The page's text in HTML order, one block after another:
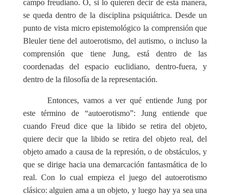
campo freudiano. O, si lo quieren decir de esta manera,
se queda dentro de la disciplina psiquiátrica. Desde un
punto de vista micro epistemológico la comprensión que
Bleuler tiene del autoerotismo, del autismo, o incluso la
comprensión que tiene Jung, está dentro de las
coordenadas del espacio euclidiano, dentro-fuera, y
dentro de la filosofía de la representación.
Entonces, vamos a ver qué entiende Jung por
este término de “autoerotismo”: Jung entiende que
cuando Freud dice que la libido se retira del objeto,
quiere decir que la libido se retira del objeto real, del
objeto amado a causa de la represión, o de obstáculos, y
que se dirige hacia una demarcación fantasmática de lo
real. Con lo cual empieza el juego del autoerotismo
clásico: alguien ama a un objeto, y luego hay ya sea una